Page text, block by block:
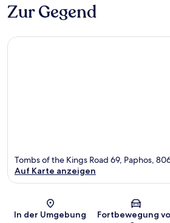
Zur Gegend
Karte
Tombs of the Kings Road 69, Paphos,
Auf Karte anzeigen
In der Umgebung
Fortbewegung